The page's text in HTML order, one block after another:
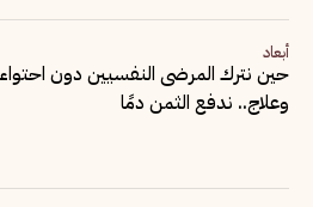
أبعاد
حين نترك المرضى النفسيين دون احتواء
وعلاج.. ندفع الثمن دمًا